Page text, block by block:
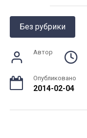
Без рубрики
Автор
Опубликовано
2014-02-04